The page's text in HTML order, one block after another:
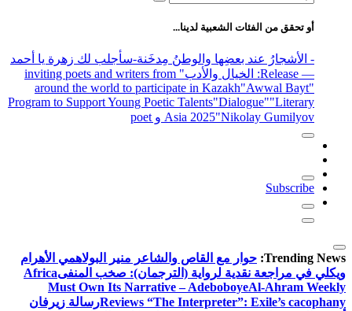
أو تحقق من الفئات الشعبية لدينا...
- الأشجارُ عند بعضِها والوطنُ مِدخَنة-سأجلب لك زهرة يا أحمد
— Release
: الخيال والأدب
" inviting poets and writers from
around the world to participate in Kazakh"Awwal Bayt"
Program to Support Young Poetic Talents"Dialogue""Literary
Asia 2025"Nikolay Gumilyov و poet
Subscribe
Trending News: حوار مع القاص والشاعر منير البولاهمي الأهرام
ويكلي في مراجعة نقدية لرواية (الترجمان): صخب المنفىAfrica
Must Own Its Narrative – AdeboboyeAl-Ahram Weekly
Reviews “The Interpreter”: Exile’s cacophanyرسالة زيرفان